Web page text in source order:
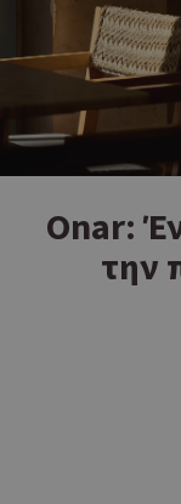
COLLECTIONS
STORIES
Onar:
την